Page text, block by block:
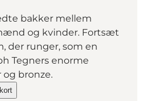
bakker mellem
og kvinder. Fortsæt
der runger, som en
Tegners enorme
bronze.
Museum &
Tegners Museum & Statuepark -